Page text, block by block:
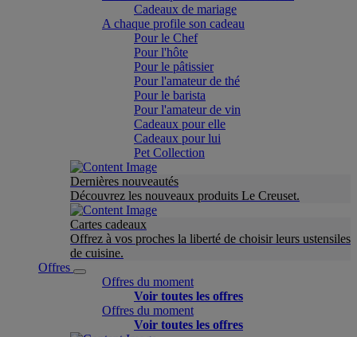
Cadeaux de mariage
A chaque profile son cadeau
Pour le Chef
Pour l'hôte
Pour le pâtissier
Pour l'amateur de thé
Pour le barista
Pour l'amateur de vin
Cadeaux pour elle
Cadeaux pour lui
Pet Collection
Dernières nouveautés
Découvrez les nouveaux produits Le Creuset.
Cartes cadeaux
Offrez à vos proches la liberté de choisir leurs ustensiles
de cuisine.
Offres
Offres du moment
Voir toutes les offres
Offres du moment
Voir toutes les offres